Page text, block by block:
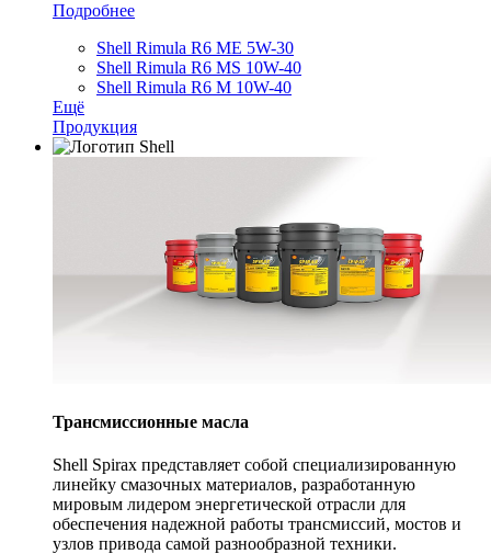
Подробнее
Shell Rimula R6 ME 5W-30
Shell Rimula R6 MS 10W-40
Shell Rimula R6 M 10W-40
Ещё
Продукция
Трансмиссионные масла
Shell Spirax представляет собой специализированную
линейку смазочных материалов, разработанную
мировым лидером энергетической отрасли для
обеспечения надежной работы трансмиссий, мостов и
узлов привода самой разнообразной техники.